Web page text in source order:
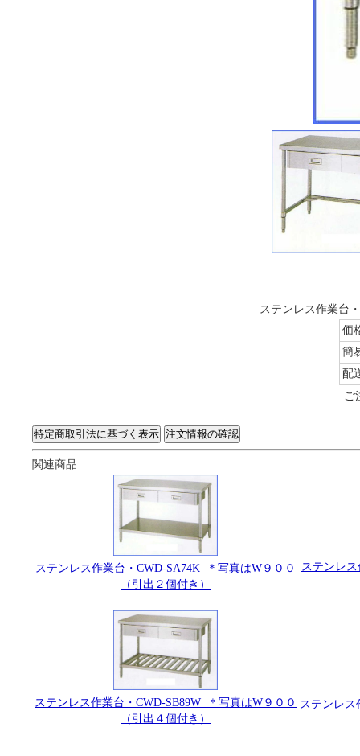
ステンレス作業台
価
簡
配
ご
関連商品
ステンレス作業台・CWD-SA74K ＊写真はW９００
（引出２個付き）
ステンレ
ステンレス作業台・CWD-SB89W ＊写真はW９００
（引出４個付き）
ステンレ